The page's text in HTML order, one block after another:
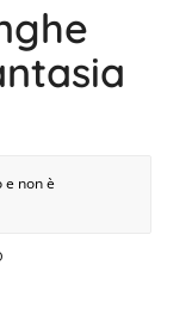
e non è